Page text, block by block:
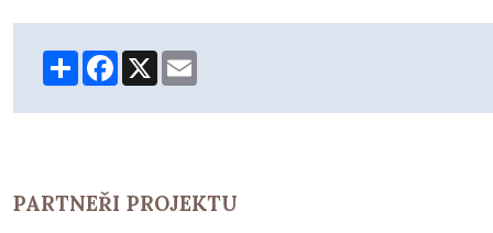
ShareFacebook
X
PARTNEŘI PROJEKTU